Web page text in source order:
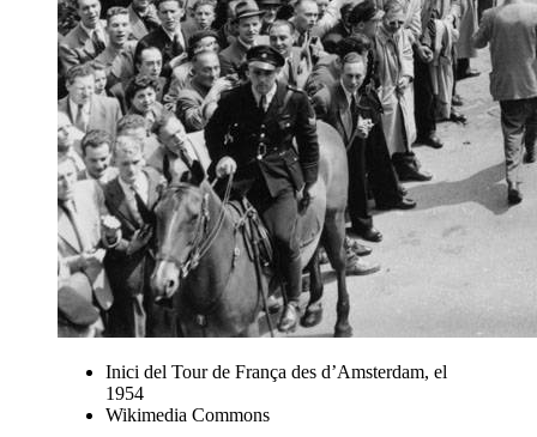
Inici del Tour de França des d’Amsterdam, el
1954
Wikimedia Commons